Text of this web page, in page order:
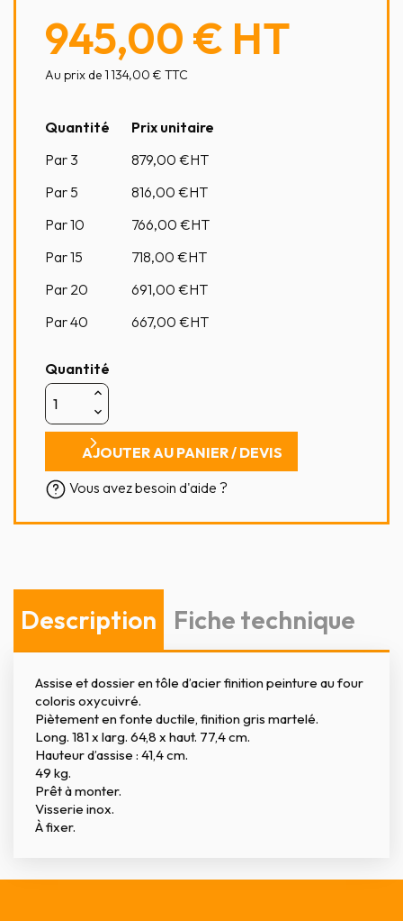
945,00 € HT
Au prix de 1 134,00 € TTC
Quantité
Prix unitaire
Par 3
879,00 €HT
Par 5
816,00 €HT
Par 10
766,00 €HT
Par 15
718,00 €HT
Par 20
691,00 €HT
Par 40
667,00 €HT
Quantité
AJOUTER AU PANIER / DEVIS
Vous avez besoin d'aide ?
Description Fiche technique
Assise et dossier en tôle d’acier finition peinture au four
coloris oxycuivré.
Piètement en fonte ductile, finition gris martelé.
Long. 181 x larg. 64,8 x haut. 77,4 cm.
Hauteur d’assise : 41,4 cm.
49 kg.
Prêt à monter.
Visserie inox.
À fixer.